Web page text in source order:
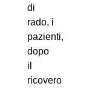
di
rado, i
pazienti,
dopo
il
ricovero